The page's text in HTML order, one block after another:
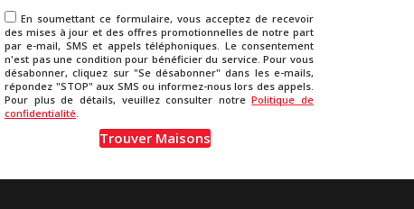
En soumettant ce formulaire, vous acceptez de recevoir
des mises à jour et des offres promotionnelles de notre part
par e-mail, SMS et appels téléphoniques. Le consentement
n'est pas une condition pour bénéficier du service. Pour vous
désabonner, cliquez sur "Se désabonner" dans les e-mails,
répondez "STOP" aux SMS ou informez-nous lors des appels.
Pour plus de détails, veuillez consulter notrePolitique de
confidentialité.